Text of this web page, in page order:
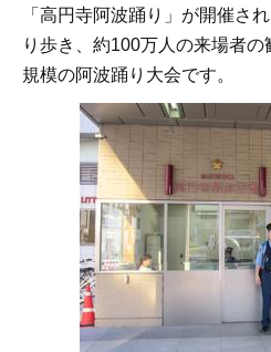
「高円寺阿波踊り」が開催さ
り歩き、約100万人の来場者
規模の阿波踊り大会です。